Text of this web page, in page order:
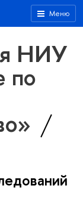
Меню
НИУ
по